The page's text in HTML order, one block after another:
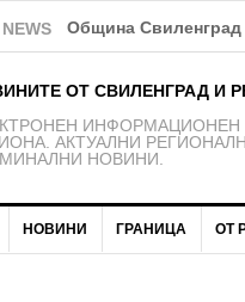
Ние идиоти ли сме?!
ОТ СВИЛЕНГРАД И
ИНФОРМАЦИОНЕН
АКТУАЛНИ
НОВИНИ.
НОВИНИ ГРАНИЦА ОТ